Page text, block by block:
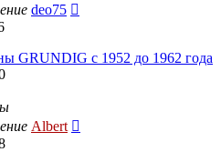
deo75
GRUNDIG с 1952 до 1962 года
Albert